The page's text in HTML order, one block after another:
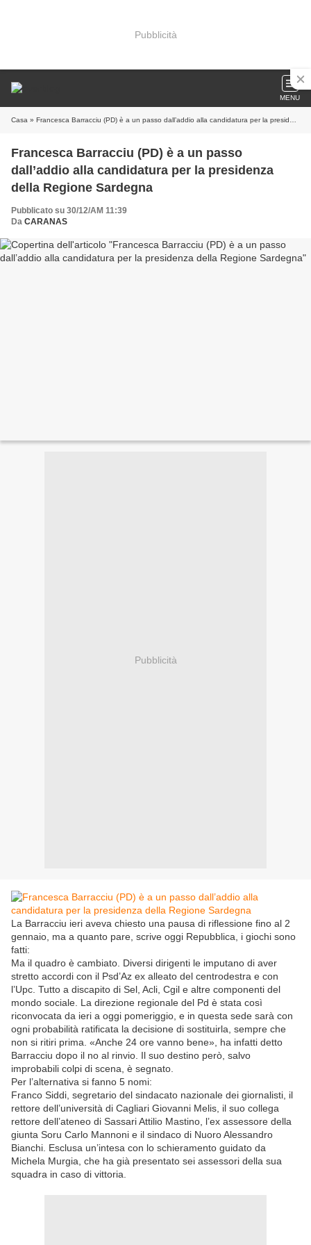
Pubblicità
MENU
Casa » Francesca Barracciu (PD) è a un passo dall’addio alla candidatura per la presidenza della Regione Sardegna
Francesca Barracciu (PD) è a un passo
dall’addio alla candidatura per la presidenza
della Regione Sardegna
Pubblicato su 30/12/AM 11:39
Da CARANAS
Pubblicità
La Barracciu ieri aveva chiesto una pausa di riflessione fino al 2
gennaio, ma a quanto pare, scrive oggi Repubblica, i giochi sono
fatti:
Ma il quadro è cambiato. Diversi dirigenti le imputano di aver
stretto accordi con il Psd’Az ex alleato del centrodestra e con
l’Upc. Tutto a discapito di Sel, Acli, Cgil e altre componenti del
mondo sociale. La direzione regionale del Pd è stata così
riconvocata da ieri a oggi pomeriggio, e in questa sede sarà con
ogni probabilità ratificata la decisione di sostituirla, sempre che
non si ritiri prima. «Anche 24 ore vanno bene», ha infatti detto
Barracciu dopo il no al rinvio. Il suo destino però, salvo
improbabili colpi di scena, è segnato.
Per l’alternativa si fanno 5 nomi:
Franco Siddi, segretario del sindacato nazionale dei giornalisti, il
rettore dell’università di Cagliari Giovanni Melis, il suo collega
rettore dell’ateneo di Sassari Attilio Mastino, l’ex assessore della
giunta Soru Carlo Mannoni e il sindaco di Nuoro Alessandro
Bianchi. Esclusa un’intesa con lo schieramento guidato da
Michela Murgia, che ha già presentato sei assessori della sua
squadra in caso di vittoria.